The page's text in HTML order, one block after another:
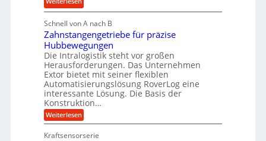
l
i
m
V
e
r
g
l
e
i
g
e
K
u
g
e
l
g
e
w
i
i
g
r
t
U
m
s
a
t
z
M
e
h
r
A
r
b
e
i
t
s
l
Schnell von A nach B
Zahnstangengetriebe für präzise
Hubbewegungen
Die Intralogistik steht vor großen
Herausforderungen. Das Unternehmen
Extor bietet mit seiner flexiblen
Automatisierungslösung RoverLog eine
interessante Lösung. Die Basis der
Konstruktion…
Weiterlesen:
Z
h
Kraftsensorserie